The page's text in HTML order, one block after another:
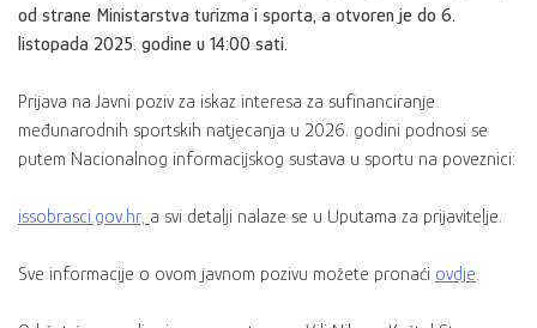
od strane Ministarstva turizma i sporta, a otvoren je do 6.
listopada 2025. godine u 14:00 sati.
Prijava na Javni poziv za iskaz interesa za sufinanciranje
međunarodnih sportskih natjecanja u 2026. godini podnosi se
putem Nacionalnog informacijskog sustava u sportu na poveznici:
issobrasci.gov.hr, a svi detalji nalaze se u Uputama za prijavitelje.
Sve informacije o ovom javnom pozivu možete pronaći ovdje.